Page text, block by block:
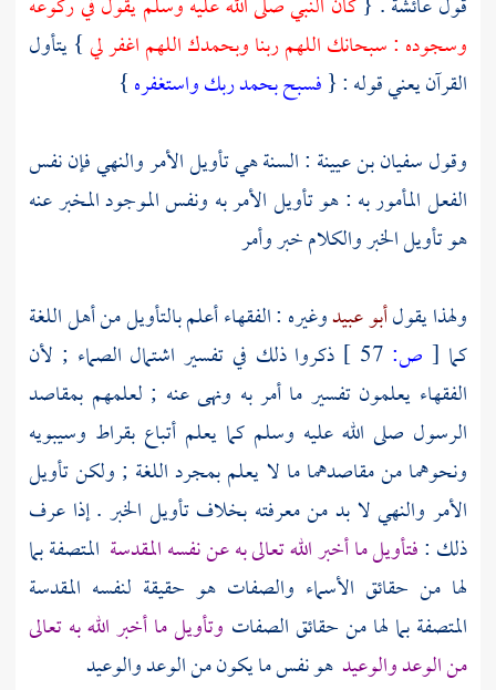
وسجوده : سبحانك اللهم ربنا وبحمدك اللهم اغفر لي} يتأول
القرآن يعني قوله : {فسبح بحمد ربك واستغفره}
وقولسفيان بن عيينة : السنة هي تأويل الأمر والنهي فإن نفس
الفعل المأمور به : هو تأويل الأمر به ونفس الموجود المخبر عنه
هو تأويل الخبر والكلام خبر وأمر
ولهذا يقولأبو عبيدوغيره : الفقهاء أعلم بالتأويل من أهل اللغة
كما [ ص:
ذكروا ذلك في تفسير اشتمال الصماء ; لأن
الفقهاء يعلمون تفسير ما أمر به ونهى عنه ; لعلمهم بمقاصد
الرسول صلى الله عليه وسلم كما يعلم أتباع بقراط وسيبويه
ونحوهما من مقاصدهما ما لا يعلم بمجرد اللغة ; ولكن تأويل
الأمر والنهي لا بد من معرفته بخلاف تأويل الخبر . إذا عرف
ذلك :فتأويل ما أخبر الله تعالى به عن نفسه المقدسة المتصفة بما
لها من حقائق الأسماء والصفات هو حقيقة لنفسه المقدسة
المتصفة بما لها من حقائق الصفات وتأويل ما أخبر الله به تعالى
من الوعد والوعيد هو نفس ما يكون من الوعد والوعيد